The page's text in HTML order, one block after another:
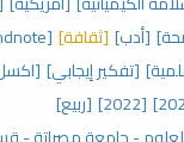
[أدب] [ثقافة] [Endnote]
[تفكير إيجابي]
[2022]
[ربيع]